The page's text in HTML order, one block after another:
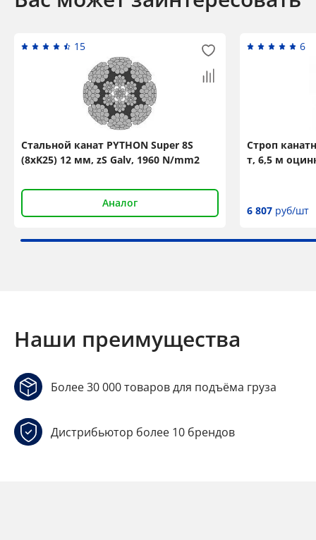
15
Стальной канат PYTHON Super 8S
(8xK25) 12 мм, zS Galv, 1960 N/mm2
Аналог
6
Строп
т, 6,5 м
6 807 руб/шт
Наши преимущества
Более 30 000 товаров для подъёма груза
Дистрибьютор более 10 брендов